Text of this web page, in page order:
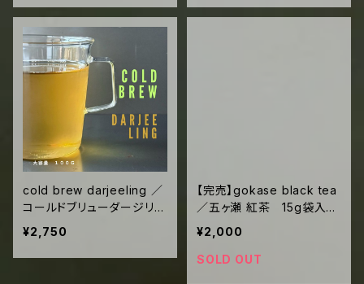
cold brew darjeeling ／
コールドブリューダージリ
ン さわやかな水出し用ダ
ージリン 大容量1ℓ×10
回 簡単に作れる みずみ
¥2,750
【完売】gokase black tea
／五ヶ瀬 紅茶 15g袋入
("glass tea"10回分)
¥2,000
SOLD OUT